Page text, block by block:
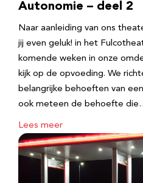
Autonomie – deel 2
Naar aanleiding van ons
jij even geluk! in het
komende weken in onze
kijk op de opvoeding. We
belangrijke behoeften van
ook meteen de behoefte
Lees meer